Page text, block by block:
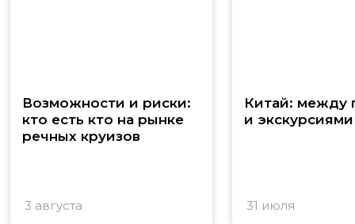
Возможности и риски:
кто есть кто на рынке
речных круизов
3 августа
Китай: между
и экскурсиями
31 июля